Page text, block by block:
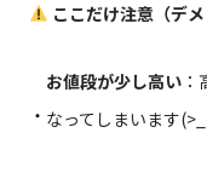
ここだけ注意（デメ
お値段が少し高い
なってしまいます